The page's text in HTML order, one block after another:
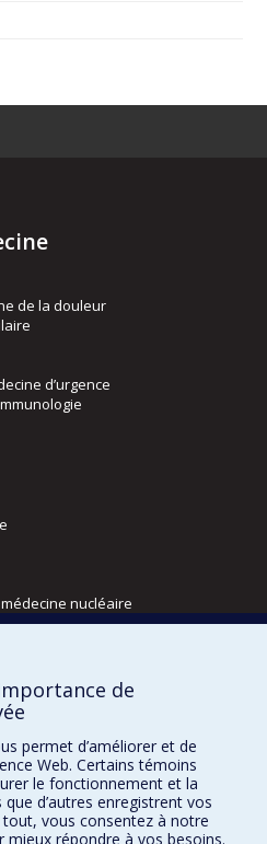
de la douleur
d’urgence
nucléaire
l’activité physique
de
permet d’améliorer et de
Web. Certains témoins
le fonctionnement et la
d’autres enregistrent vos
vous consentez à notre
répondre à vos besoins.